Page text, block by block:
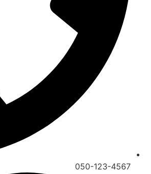
050-123-4567